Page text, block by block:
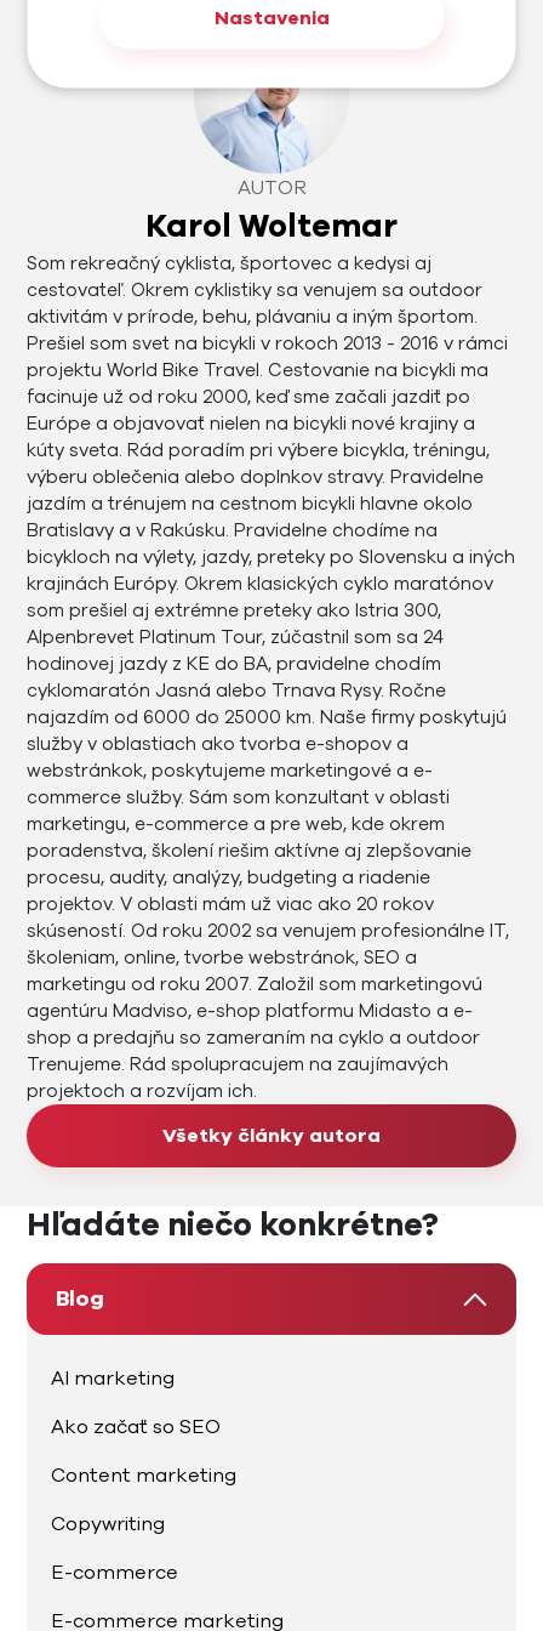
AUTOR
Karol Woltemar
Som rekreačný cyklista, športovec a kedysi aj
cestovateľ. Okrem cyklistiky sa venujem sa outdoor
aktivitám v prírode, behu, plávaniu a iným športom.
Prešiel som svet na bicykli v rokoch 2013 - 2016 v rámci
projektu World Bike Travel. Cestovanie na bicykli ma
facinuje už od roku 2000, keď sme začali jazdiť po
Európe a objavovať nielen na bicykli nové krajiny a
kúty sveta. Rád poradím pri výbere bicykla, tréningu,
výberu oblečenia alebo doplnkov stravy. Pravidelne
jazdím a trénujem na cestnom bicykli hlavne okolo
Bratislavy a v Rakúsku. Pravidelne chodíme na
bicykloch na výlety, jazdy, preteky po Slovensku a iných
krajinách Európy. Okrem klasických cyklo maratónov
som prešiel aj extrémne preteky ako Istria 300,
Alpenbrevet Platinum Tour, zúčastnil som sa 24
hodinovej jazdy z KE do BA, pravidelne chodím
cyklomaratón Jasná alebo Trnava Rysy. Ročne
najazdím od 6000 do 25000 km. Naše firmy poskytujú
služby v oblastiach ako tvorba e-shopov a
webstránkok, poskytujeme marketingové a e-
commerce služby. Sám som konzultant v oblasti
marketingu, e-commerce a pre web, kde okrem
poradenstva, školení riešim aktívne aj zlepšovanie
procesu, audity, analýzy, budgeting a riadenie
projektov. V oblasti mám už viac ako 20 rokov
skúseností. Od roku 2002 sa venujem profesionálne IT,
školeniam, online, tvorbe webstránok, SEO a
marketingu od roku 2007. Založil som marketingovú
agentúru Madviso, e-shop platformu Midasto a e-
shop a predajňu so zameraním na cyklo a outdoor
Trenujeme. Rád spolupracujem na zaujímavých
projektoch a rozvíjam ich.
Všetky články autora
Hľadáte niečo konkrétne?
Blog
AI marketing
Ako začať so SEO
Content marketing
Copywriting
E-commerce
E-commerce marketing
Nastavenia